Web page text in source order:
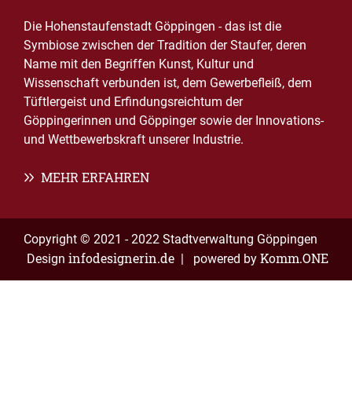
Die Hohenstaufenstadt Göppingen - das ist die
Symbiose zwischen der Tradition der Staufer, deren
Name mit den Begriffen Kunst, Kultur und
Wissenschaft verbunden ist, dem Gewerbefleiß, dem
Tüftlergeist und Erfindungsreichtum der
Göppingerinnen und Göppinger sowie der Innovations-
und Wettbewerbskraft unserer Industrie.
MEHR ERFAHREN
Copyright © 2021 - 2022 Stadtverwaltung Göppingen
Design infodesignerin.de | powered by Komm.ONE